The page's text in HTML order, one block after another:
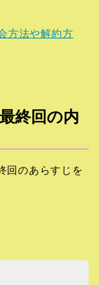
方法や解約方
終回の内
回のあらすじを